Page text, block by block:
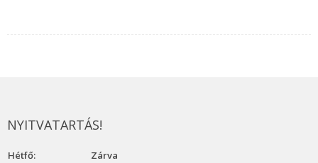
NYITVATARTÁS!
Hétfő:
Zárva